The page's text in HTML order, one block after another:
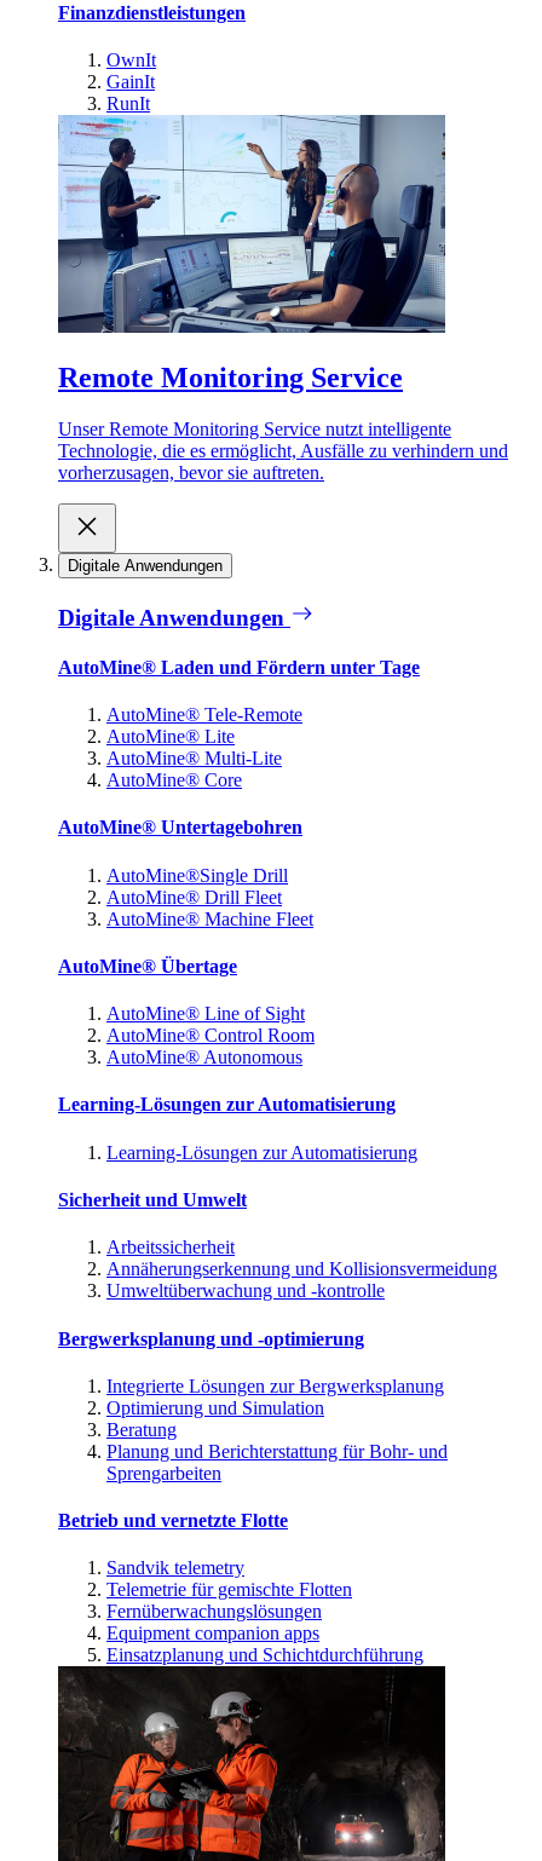
Finanzdienstleistungen
OwnIt
GainIt
RunIt
Remote Monitoring Service
Unser Remote Monitoring Service nutzt intelligente
Technologie, die es ermöglicht, Ausfälle zu verhindern und
vorherzusagen, bevor sie auftreten.
Digitale Anwendungen
Digitale Anwendungen
AutoMine® Laden und Fördern unter Tage
AutoMine® Tele-Remote
AutoMine® Lite
AutoMine® Multi-Lite
AutoMine® Core
AutoMine® Untertagebohren
AutoMine®Single Drill
AutoMine® Drill Fleet
AutoMine® Machine Fleet
AutoMine® Übertage
AutoMine® Line of Sight
AutoMine® Control Room
AutoMine® Autonomous
Learning-Lösungen zur Automatisierung
Learning-Lösungen zur Automatisierung
Sicherheit und Umwelt
Arbeitssicherheit
Annäherungserkennung und Kollisionsvermeidung
Umweltüberwachung und -kontrolle
Bergwerksplanung und -optimierung
Integrierte Lösungen zur Bergwerksplanung
Optimierung und Simulation
Beratung
Planung und Berichterstattung für Bohr- und
Sprengarbeiten
Betrieb und vernetzte Flotte
Sandvik telemetry
Telemetrie für gemischte Flotten
Fernüberwachungslösungen
Equipment companion apps
Einsatzplanung und Schichtdurchführung